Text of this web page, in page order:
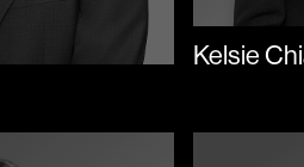
Kelsie